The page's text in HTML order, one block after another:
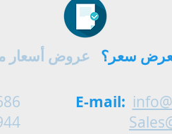
سعر؟ عروض أسعار
E-mail: